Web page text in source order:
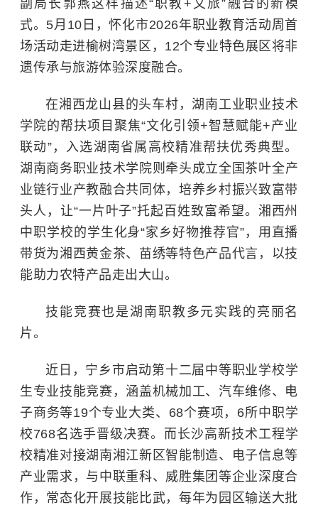
副局长郭燕这样描述“职教+文旅”融合的新模
式。5月10日，怀化市2026年职业教育活动周首
场活动走进榆树湾景区，12个专业特色展区将非
遗传承与旅游体验深度融合。
在湘西龙山县的头车村，湖南工业职业技术
学院的帮扶项目聚焦“文化引领+智慧赋能+产业
联动”，入选湖南省属高校精准帮扶优秀典型。
湖南商务职业技术学院则牵头成立全国茶叶全产
业链行业产教融合共同体，培养乡村振兴致富带
头人，让“一片叶子”托起百姓致富希望。湘西州
中职学校的学生化身“家乡好物推荐官”，用直播
带货为湘西黄金茶、苗绣等特色产品代言，以技
能助力农特产品走出大山。
技能竞赛也是湖南职教多元实践的亮丽名
片。
近日，宁乡市启动第十二届中等职业学校学
生专业技能竞赛，涵盖机械加工、汽车维修、电
子商务等19个专业大类、68个赛项，6所中职学
校768名选手晋级决赛。而长沙高新技术工程学
校精准对接湖南湘江新区智能制造、电子信息等
产业需求，与中联重科、威胜集团等企业深度合
作，常态化开展技能比武，每年为园区输送大批